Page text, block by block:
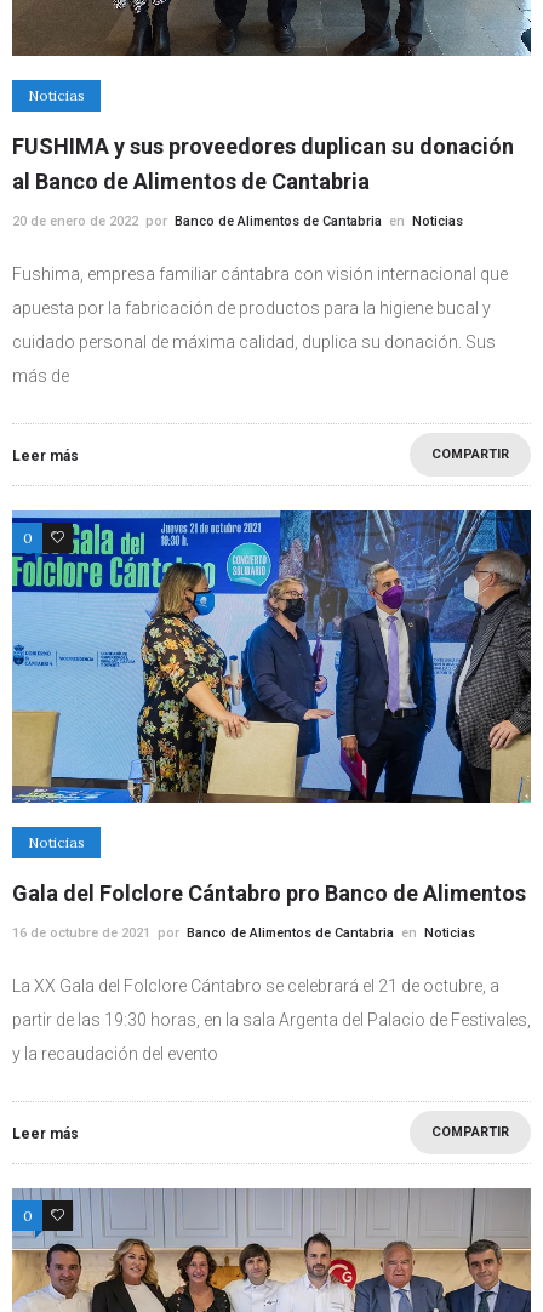
Noticias
FUSHIMA y sus proveedores duplican su donación
al Banco de Alimentos de Cantabria
20 de enero de 2022 por Banco de Alimentos de Cantabria en Noticias
Fushima, empresa familiar cántabra con visión internacional que
apuesta por la fabricación de productos para la higiene bucal y
cuidado personal de máxima calidad, duplica su donación. Sus
más de
Leer más COMPARTIR
0 0
Noticias
Gala del Folclore Cántabro pro Banco de Alimentos
16 de octubre de 2021 por Banco de Alimentos de Cantabria en Noticias
La XX Gala del Folclore Cántabro se celebrará el 21 de octubre, a
partir de las 19:30 horas, en la sala Argenta del Palacio de Festivales,
y la recaudación del evento
Leer más COMPARTIR
0 0